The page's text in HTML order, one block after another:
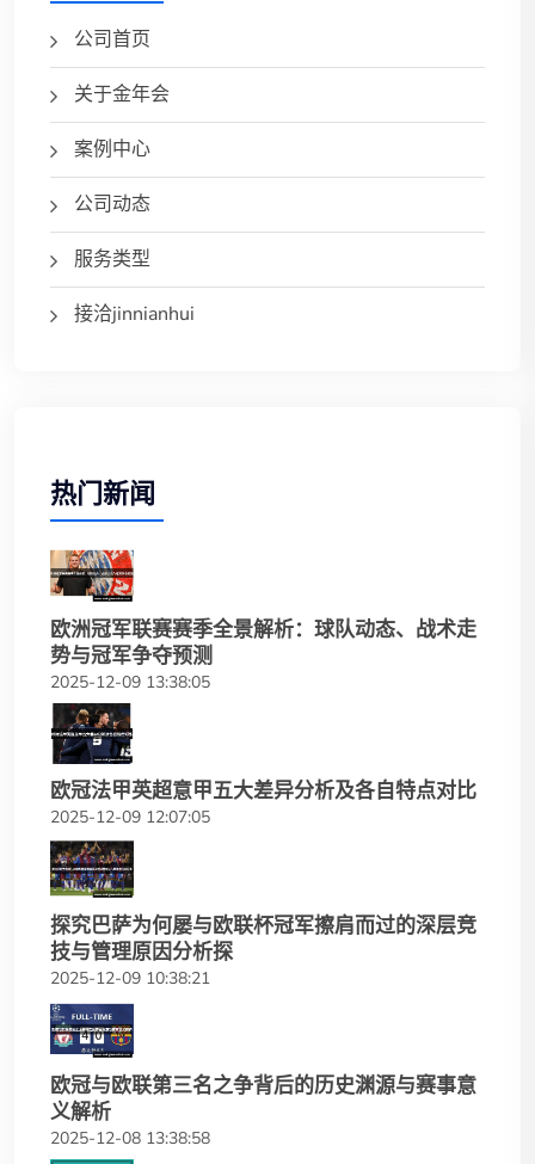
公司首页
关于金年会
案例中心
公司动态
服务类型
接洽jinnianhui
热门新闻
欧洲冠军联赛赛季全景解析：球队动态、战术走
势与冠军争夺预测
2025-12-09 13:38:05
欧冠法甲英超意甲五大差异分析及各自特点对比
2025-12-09 12:07:05
探究巴萨为何屡与欧联杯冠军擦肩而过的深层竞
技与管理原因分析探
2025-12-09 10:38:21
欧冠与欧联第三名之争背后的历史渊源与赛事意
义解析
2025-12-08 13:38:58